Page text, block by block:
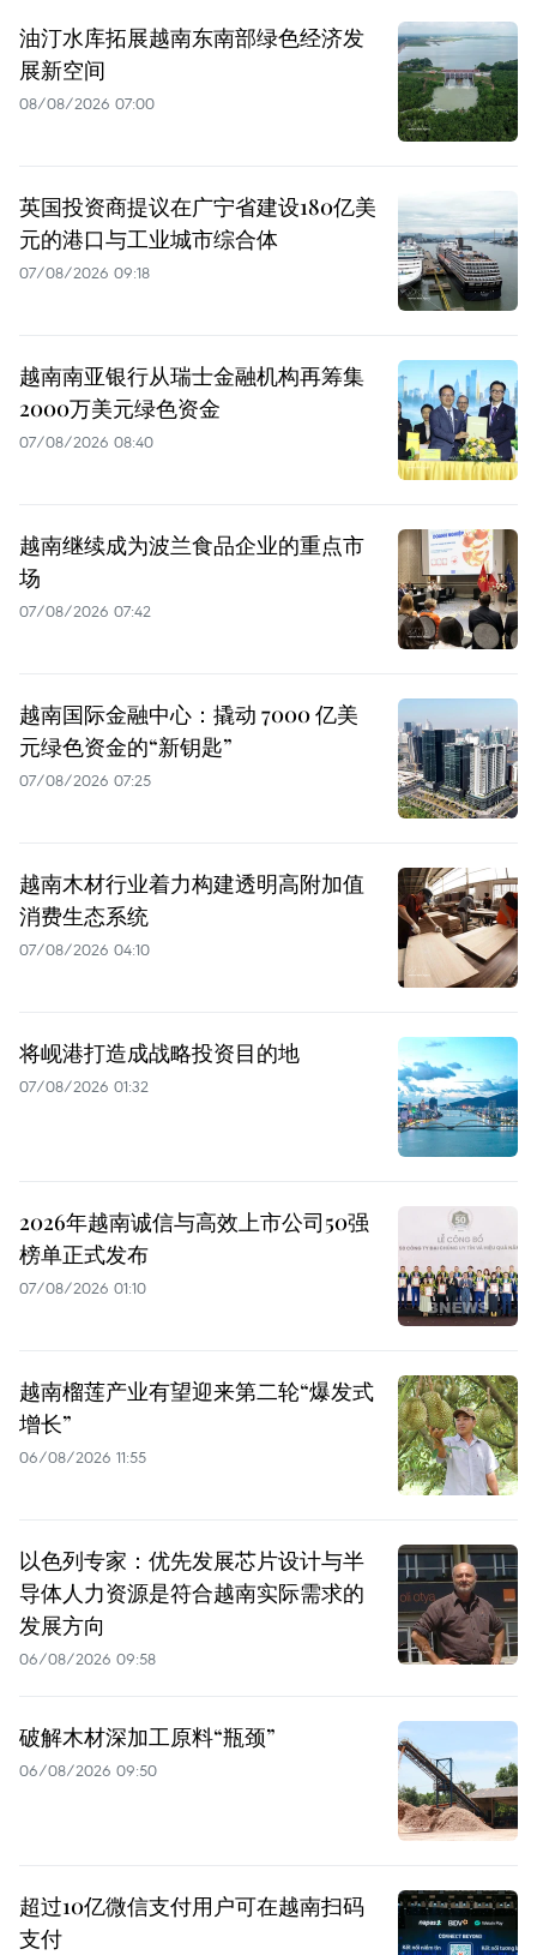
油汀水库拓展越南东南部绿色经济发
展新空间
08/08/2026 07:00
英国投资商提议在广宁省建设180亿美
元的港口与工业城市综合体
07/08/2026 09:18
越南南亚银行从瑞士金融机构再筹集
2000万美元绿色资金
07/08/2026 08:40
越南继续成为波兰食品企业的重点市
场
07/08/2026 07:42
越南国际金融中心：撬动 7000 亿美
元绿色资金的“新钥匙”
07/08/2026 07:25
越南木材行业着力构建透明高附加值
消费生态系统
07/08/2026 04:10
将岘港打造成战略投资目的地
07/08/2026 01:32
2026年越南诚信与高效上市公司50强
榜单正式发布
07/08/2026 01:10
越南榴莲产业有望迎来第二轮“爆发式
增长”
06/08/2026 11:55
以色列专家：优先发展芯片设计与半
导体人力资源是符合越南实际需求的
发展方向
06/08/2026 09:58
破解木材深加工原料“瓶颈”
06/08/2026 09:50
超过10亿微信支付用户可在越南扫码
支付